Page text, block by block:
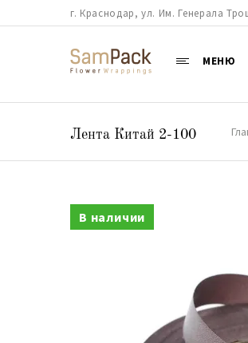
г. Краснодар, ул. Им. Генерала
МЕНЮ
Лента Китай 2-100
В наличии